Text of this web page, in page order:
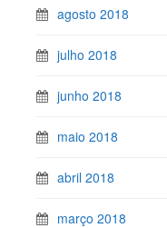
agosto 2018
julho 2018
junho 2018
maio 2018
abril 2018
março 2018